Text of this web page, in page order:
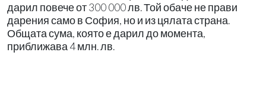
дарил повече от 300 000 лв. Той обаче не прави
дарения само в София, но и из цялата страна.
Общата сума, която е дарил до момента,
приближава 4 млн. лв.